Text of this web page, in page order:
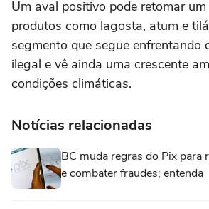
Um aval positivo pode retomar
produtos como lagosta, atum e
segmento que segue enfrentando
ilegal e vê ainda uma crescente
condições climáticas.
Notícias relacionadas
BC muda regras do Pix para
e combater fraudes; entenda